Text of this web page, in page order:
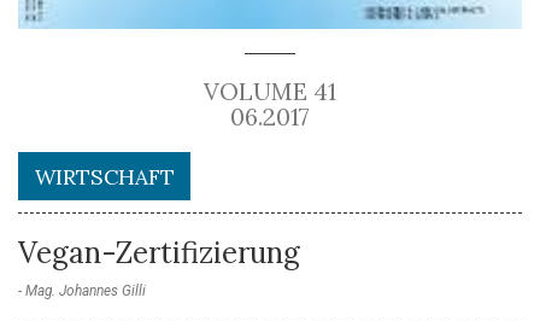
VOLUME 41
06.2017
WIRTSCHAFT
Vegan-Zertifizierung
Mag. Johannes Gilli